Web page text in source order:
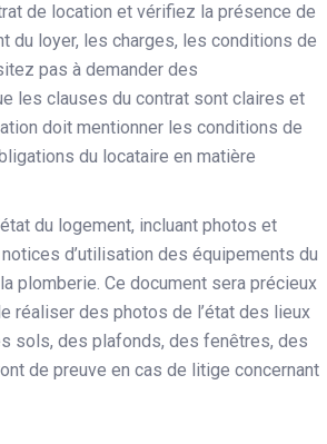
de location et vérifiez la présence de
du loyer, les charges, les conditions de
pas à demander des
les clauses du contrat sont claires et
doit mentionner les conditions de
du locataire en matière
du logement, incluant photos et
d’utilisation des équipements du
plomberie. Ce document sera précieux
réaliser des photos de l’état des lieux
sols, des plafonds, des fenêtres, des
de preuve en cas de litige concernant